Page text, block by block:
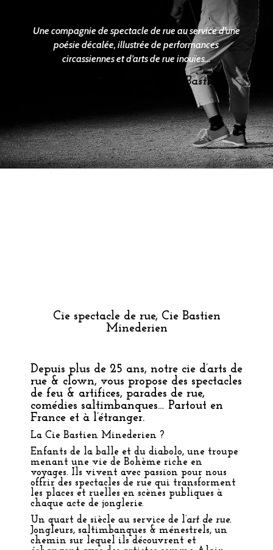
Une compagnie de spectacle de rue au service d’une
poésie décalée, illustrée de performances
circassiennes et d’arts de rue inouïes…
Cie spectacle de rue / Cie Bastien
Cie spectacle de rue, Cie Bastien
Minederien
Depuis plus de 25 ans, notre cie d’arts de
rue & clown, vous propose des spectacles
de feu & artifices, parades de rue,
comédies saltimbanques… Partout en
France et à l’étranger.
La Cie Bastien Minederien ?
Enfants de la balle et du diabolo, une troupe
menant une vie de Bohème riche en
voyages. Ils vivent avec passion pour nous
offrir des spectacles de rue qui transforment
les places et ruelles en scènes publiques à
chaque acte de jonglerie.
Un quart de siècle au service de l‘art de rue.
Jongleurs, saltimbanques & ménestrels, un
chemin sur lequel ils découvrent et